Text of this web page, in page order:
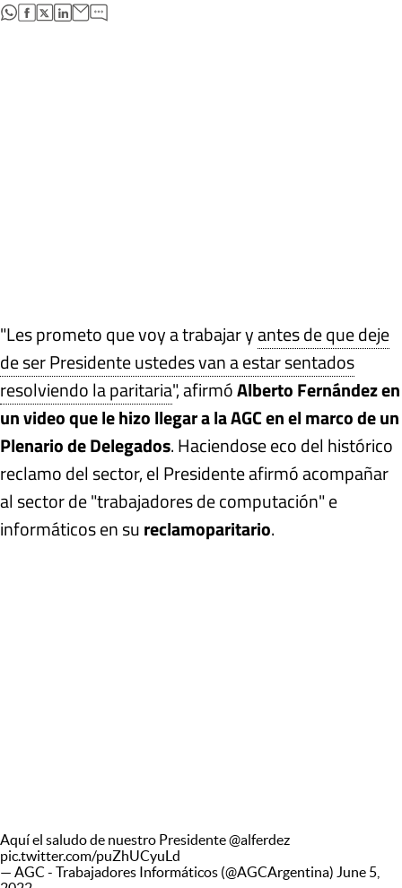
abre en nueva pestaña
abre en nueva pestaña
abre en nueva pestaña
abre en nueva pestaña
"Les prometo que voy a trabajar yantes de que deje
de ser Presidente ustedes van a estar sentados
resolviendo la paritaria", afirmóAlberto Fernández en
un video que le hizo llegar a la AGC en el marco de un
Plenario de Delegados. Haciendose eco del histórico
reclamo del sector, el Presidente afirmó acompañar
al sector de "trabajadores de computación" e
informáticos en sureclamoparitario.
Aquí el saludo de nuestro Presidente@alferdez
pic.twitter.com/puZhUCyuLd
— AGC - Trabajadores Informáticos (@AGCArgentina) June 5,